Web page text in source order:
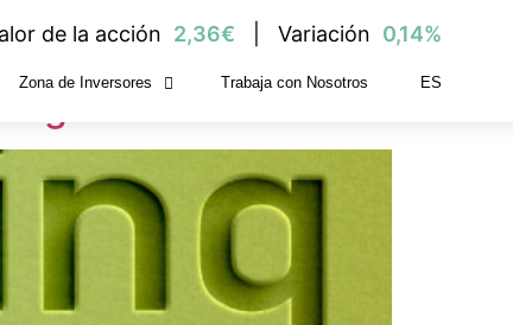
de la acción 2,36€ Variación 0,14%
Zona de Inversores Trabaja con Nosotros ES
Investments